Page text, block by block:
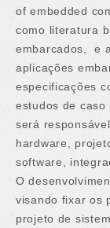
of embedded
como literatura
embarcados, e
aplicações
especificações
estudos de caso
será
hardware,
software,
O
visando fixar os
projeto de